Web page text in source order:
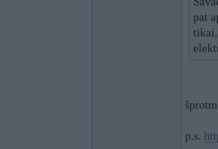
pat
p.s.